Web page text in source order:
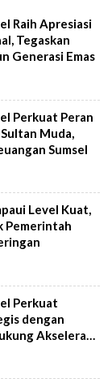
Raih Apresiasi
Tegaskan
Generasi Emas
Perkuat Peran
Muda,
Sumsel
Level Kuat,
Pemerintah
Perkuat
dengan
Akselerasi